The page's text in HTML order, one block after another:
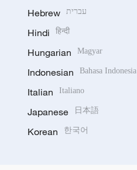
Hebrew עברית
Hindi हिन्दी
Hungarian Magyar
Indonesian Bahasa Indonesia
Italian Italiano
Japanese 日本語
Korean 한국어